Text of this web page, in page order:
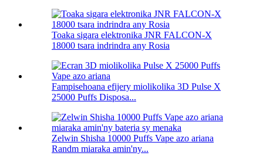
Toaka sigara elektronika JNR FALCON-X
18000 tsara indrindra any Rosia
Fampisehoana efijery miolikolika 3D Pulse X
25000 Puffs Disposa...
Zelwin Shisha 10000 Puffs Vape azo ariana
Randm miaraka amin'ny...